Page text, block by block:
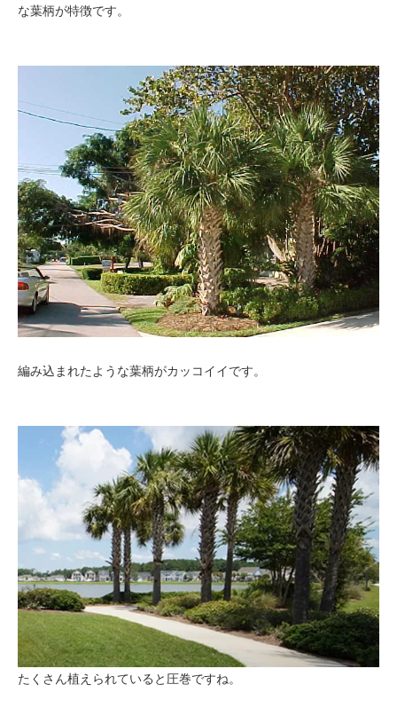
な葉柄が特徴です。
編み込まれたような葉柄がカッコイイです。
たくさん植えられていると圧巻ですね。